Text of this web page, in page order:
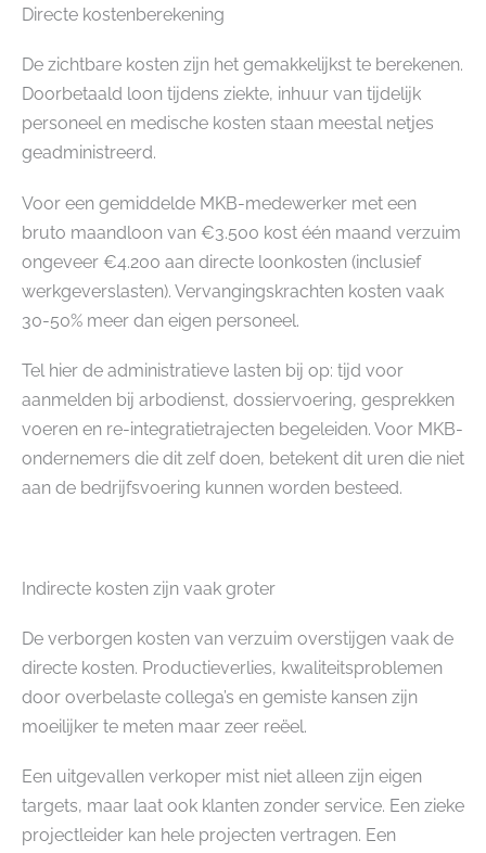
Directe kostenberekening
De zichtbare kosten zijn het gemakkelijkst te berekenen.
Doorbetaald loon tijdens ziekte, inhuur van tijdelijk
personeel en medische kosten staan meestal netjes
geadministreerd.
Voor een gemiddelde MKB-medewerker met een
bruto maandloon van €3.500 kost één maand verzuim
ongeveer €4.200 aan directe loonkosten (inclusief
werkgeverslasten). Vervangingskrachten kosten vaak
30-50% meer dan eigen personeel.
Tel hier de administratieve lasten bij op: tijd voor
aanmelden bij arbodienst, dossiervoering, gesprekken
voeren en re-integratietrajecten begeleiden. Voor MKB-
ondernemers die dit zelf doen, betekent dit uren die niet
aan de bedrijfsvoering kunnen worden besteed.
Indirecte kosten zijn vaak groter
De verborgen kosten van verzuim overstijgen vaak de
directe kosten. Productieverlies, kwaliteitsproblemen
door overbelaste collega’s en gemiste kansen zijn
moeilijker te meten maar zeer reëel.
Een uitgevallen verkoper mist niet alleen zijn eigen
targets, maar laat ook klanten zonder service. Een zieke
projectleider kan hele projecten vertragen. Een